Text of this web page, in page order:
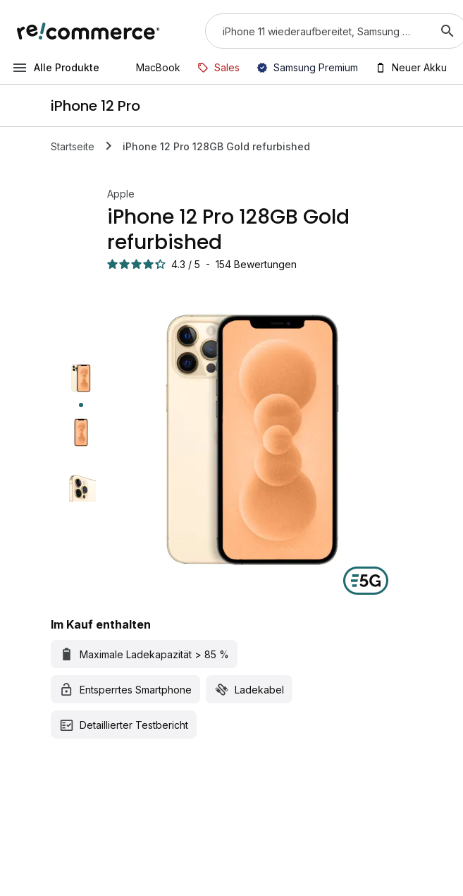
Alle Produkte MacBook Sales Samsung Premium Neuer Akku
iPhone 12 Pro
Startseite iPhone 12 Pro 128GB Gold refurbished
Apple
iPhone 12 Pro 128GB Gold
refurbished
4.3 / 5 - 154 Bewertungen
Im Kauf enthalten
Maximale Ladekapazität > 85 %
Entsperrtes Smartphone Ladekabel
Detaillierter Testbericht